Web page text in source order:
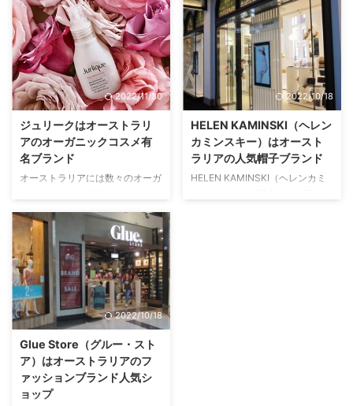
るモーターサイクル＆ウェアブラ
ンドですが、実はこのブランド、
オーストラリアのシドニーが発祥
地だって知ってました？ Deus ex
Machinaとは シドニーから西に
伸びるパラッマッタロード
（Parramatta Road）沿いにあ
うブランドとして、2006年に立
ち上げられたDeus ex Machina
は、アパレルも手掛け、今ではオ
ーストラリアのファッション通な
の位置を確固 ...
セサリーを日本へ直接発送してく
れるショッピングサイト、
SurfStitchについて、以下の記事
で紹介しました。 オーストラリ
アブランドの服、バッグ、アクセ
サリーが直接買えるオンラインシ
ョップSurfStitch 実際に英語サイ
トで購入するにはどうしたらいい
のかわからないというご意見をい
ただきましたので、実際に購入す
る手順を画像付きでまとめまし
た。 日本にも格安料金で発送し
てくれるこのオーストラリア最大
2022/11/30
ジュリークはオーストラリ
アのオーガニックコスメ有
名ブランド
オーストラリアには数々のオーガ
す。 高級デパートや免税品店で
売られるものから、薬局やスーパ
ーでお手軽に入手できるものま
で、種類も豊富で、お値段にも幅
があります。 今回は、日本でも
有名なオーストラリアのオーガニ
ックスキンケアブランド、ジュリ
ーク（Jurlique）について紹介し
ランド？ ジュリーク（Jurlique）
は世界19か国に進出する、オース
トラリアの自然の植物をベースに
したスキンケアと化粧品を製造販
2022/10/18
HELEN KAMINSKI（ヘレン
カミンスキー）はオースト
ラリアの人気帽子ブランド
HELEN KAMINSKI（ヘレンカミ
2022/10/18
Glue Store（グルー・スト
ア）はオーストラリアのフ
ァッションブランド人気シ
ョップ